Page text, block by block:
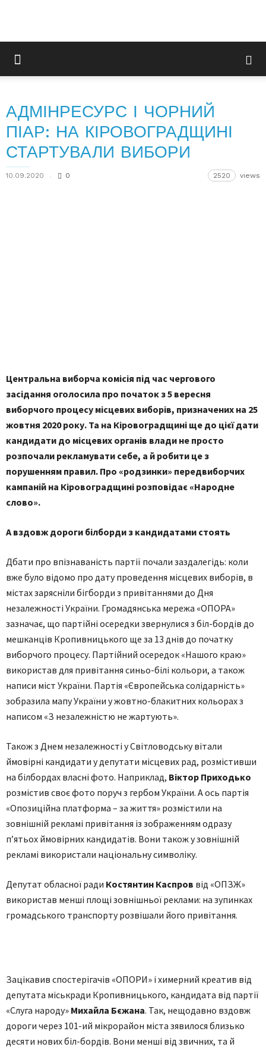
АДМІНРЕСУРС І ЧОРНИЙ
ПІАР: НА КІРОВОГРАДЩИНІ
СТАРТУВАЛИ ВИБОРИ
10.09.2020 0 2520 views
Центральна виборча комісія під час чергового
засідання оголосила про початок з 5 вересня
виборчого процесу місцевих виборів, призначених на 25
жовтня 2020 року. Та на Кіровоградщині ще до цієї дати
кандидати до місцевих органів влади не просто
розпочали рекламувати себе, а й робити це з
порушенням правил. Про «родзинки» передвиборчих
кампаній на Кіровоградщині розповідає «Народне
слово».
А вздовж дороги білборди з кандидатами стоять
Дбати про впізнаваність партії почали заздалегідь: коли
вже було відомо про дату проведення місцевих виборів, в
містах зарясніли бігборди з привітаннями до Дня
незалежності України. Громадянська мережа «ОПОРА»
зазначає, що партійні осередки звернулися з біл-бордів до
мешканців Кропивницького ще за 13 днів до початку
виборчого процесу. Партійний осередок «Нашого краю»
використав для привітання синьо-білі кольори, а також
написи міст України. Партія «Європейська солідарність»
зобразила мапу України у жовтно-блакитних кольорах з
написом «З незалежністю не жартують».
Також з Днем незалежності у Світловодську вітали
ймовірні кандидати у депутати місцевих рад, розмістивши
на білбордах власні фото. Наприклад, Віктор Приходько
розмістив своє фото поруч з гербом України. А ось партія
«Опозиційна платформа – за життя» розмістили на
зовнішній рекламі привітання із зображенням одразу
п’ятьох ймовірних кандидатів. Вони також у зовнішній
рекламі використали національну символіку.
Депутат обласної ради Костянтин Каспров від «ОПЗЖ»
використав менші площі зовнішньої реклами: на зупинках
громадського транспорту розвішали його привітання.
Зацікавив спостерігачів «ОПОРИ» і химерний креатив від
депутата міськради Кропивницького, кандидата від партії
«Слуга народу» Михайла Бєжана. Так, нещодавно вздовж
дороги через 101-ий мікрорайон міста зявилося близько
десяти нових біл-бордів. Вони менші від звичних, та й